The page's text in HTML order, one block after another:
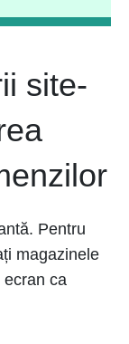
site-
Pentru
magazinele
ecran ca